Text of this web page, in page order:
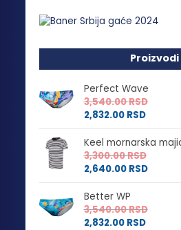
Proizvodi
Perfect Wave
3,540.00RSD
2,832.00 RSD
Keel mornarska
3,300.00RSD
2,640.00 RSD
Better WP
3,540.00RSD
2,832.00 RSD